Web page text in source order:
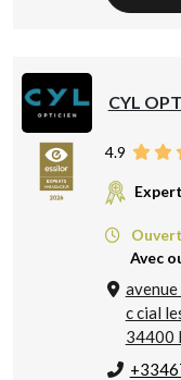
CYL
4.9
Avec
c cial
34400